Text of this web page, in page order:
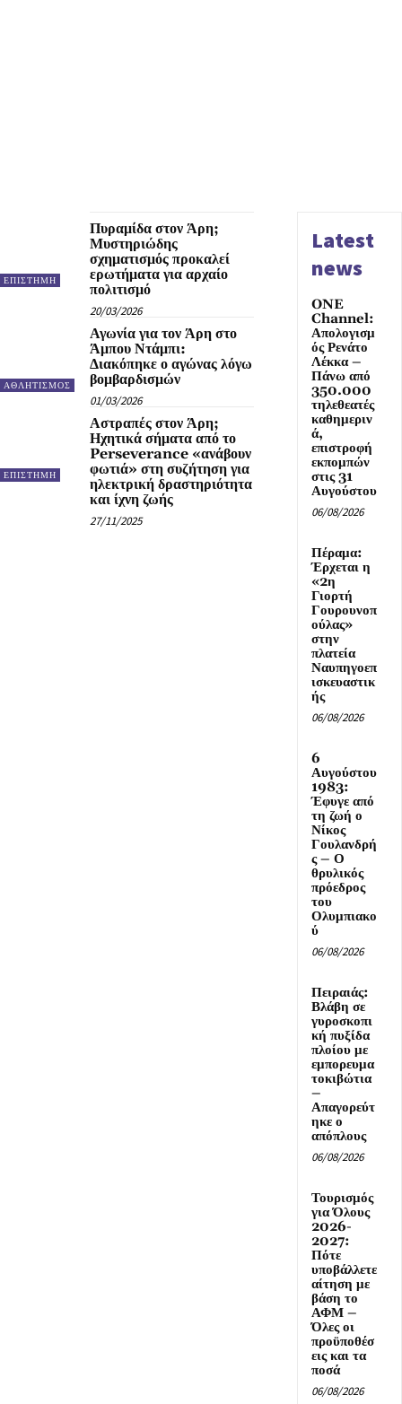
ΕΠΙΣΤΗΜΗ
Πυραμίδα στον Άρη;
Μυστηριώδης
σχηματισμός προκαλεί
ερωτήματα για αρχαίο
πολιτισμό
20/03/2026
ΑΘΛΗΤΙΣΜΟΣ
Αγωνία για τον Άρη στο
Άμπου Ντάμπι:
Διακόπηκε ο αγώνας λόγω
βομβαρδισμών
01/03/2026
ΕΠΙΣΤΗΜΗ
Αστραπές στον Άρη;
Ηχητικά σήματα από το
Perseverance «ανάβουν
φωτιά» στη συζήτηση για
ηλεκτρική δραστηριότητα
και ίχνη ζωής
27/11/2025
Latest
news
ONE
Channel:
Απολογισμ
ός Ρενάτο
Λέκκα –
Πάνω από
350.000
τηλεθεατές
καθημεριν
ά,
επιστροφή
εκπομπών
στις 31
Αυγούστου
06/08/2026
Πέραμα:
Έρχεται η
«2η
Γιορτή
Γουρουνοπ
ούλας»
στην
πλατεία
Ναυπηγοεπ
ισκευαστικ
ής
06/08/2026
6
Αυγούστου
1983:
Έφυγε από
τη ζωή ο
Νίκος
Γουλανδρή
ς – Ο
θρυλικός
πρόεδρος
του
Ολυμπιακο
ύ
06/08/2026
Πειραιάς:
Βλάβη σε
γυροσκοπι
κή πυξίδα
πλοίου με
εμπορευμα
τοκιβώτια
–
Απαγορεύτ
ηκε ο
απόπλους
06/08/2026
Τουρισμός
για Όλους
2026-
2027:
Πότε
υποβάλλετε
αίτηση με
βάση το
ΑΦΜ –
Όλες οι
προϋποθέσ
εις και τα
ποσά
06/08/2026